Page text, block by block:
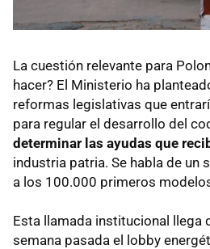
La cuestión relevante para
hacer? El Ministerio ha
reformas legislativas que
para regular el desarrollo del
determinar las ayudas que
industria patria. Se habla de un
a los 100.000 primeros
Esta llamada institucional llega
semana pasada el lobby